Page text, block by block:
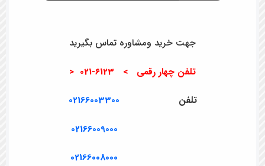
جهت خرید ومشاوره تماس بگیرید
تلفن چهار رقمی > 6123-021 <
تلفن 02166003300
02166009000
02166008000